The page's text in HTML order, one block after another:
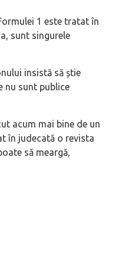
1 este tratat în
sunt singurele
insistă să știe
nu sunt publice
acum mai bine de un
în judecată o revista
să meargă,